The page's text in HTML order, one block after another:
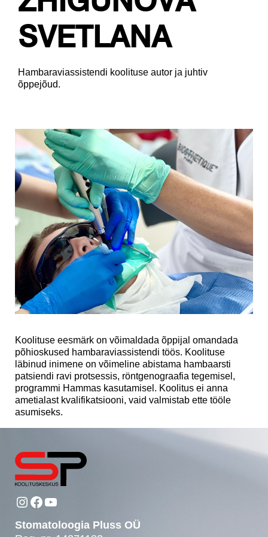
SVETLANA
Hambaraviassistendi koolituse autor ja juhtiv
õppejõud.
Koolituse eesmärk on võimaldada õppijal omandada
põhioskused hambaraviassistendi töös. Koolituse
läbinud inimene on võimeline abistama hambaarsti
patsiendi ravi protsessis, röntgenograafia tegemisel,
programmi Hammas kasutamisel. Koolitus ei anna
ametialast kvalifikatsiooni, vaid valmistab ette tööle
asumiseks.
Instagram
Facebook
YouTube
Stomatoloogia Pluss OÜ